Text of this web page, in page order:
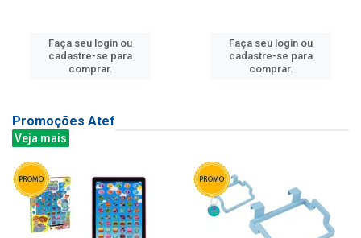
Faça seu login ou
cadastre-se para
comprar.
Faça seu login ou
cadastre-se para
comprar.
Promoções Atef
Veja mais